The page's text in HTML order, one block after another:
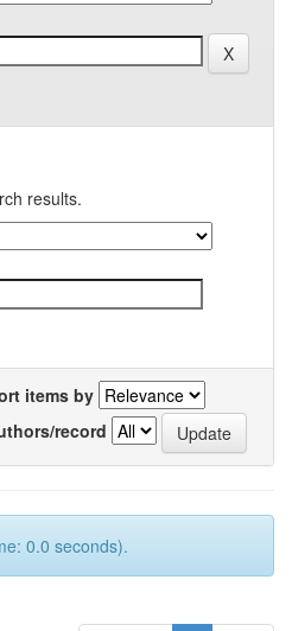
results.
items by
record
0.0 seconds).